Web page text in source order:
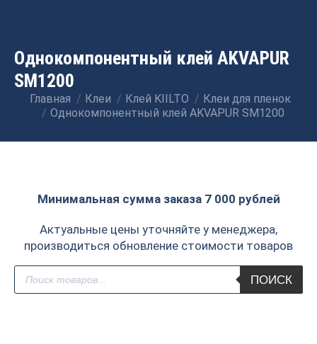
Однокомпонентный клей AKVAPUR
SM1200
Вы здесь:
Главная Клеи Клей KIILTO
Клеи для пленок
Однокомпонентный клей AKVAPUR SM1200
Минимальная сумма заказа 7 000 рублей
Актуальные цены уточняйте у менеджера,
производиться обновление стоимости товаров
Поиск
товаров
ПОИСК